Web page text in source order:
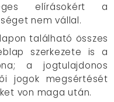
elírásokért a
nem vállal.
található összes
szerkezete is a
a jogtulajdonos
jogok megsértését
von maga után.